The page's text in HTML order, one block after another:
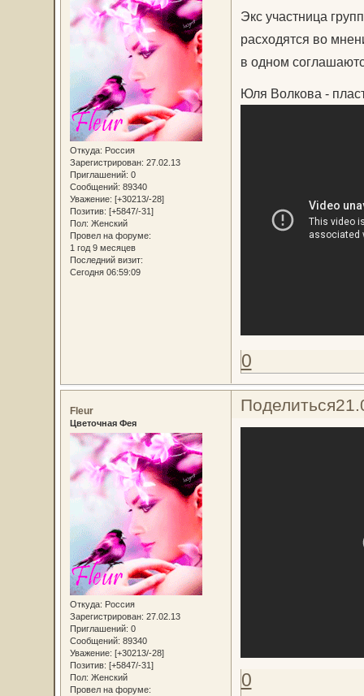
Откуда: Россия
Зарегистрирован: 27.02.13
Приглашений: 0
Сообщений: 89340
Уважение: [+30213/-28]
Позитив: [+5847/-31]
Пол: Женский
Провел на форуме:
1 год 9 месяцев
Последний визит:
Сегодня 06:59:09
Экс участница
расходятся во
в одном
Юля Волкова -
0
Поделиться
Fleur
Цветочная Фея
Откуда: Россия
Зарегистрирован: 27.02.13
Приглашений: 0
Сообщений: 89340
Уважение: [+30213/-28]
Позитив: [+5847/-31]
Пол: Женский
Провел на форуме:
0